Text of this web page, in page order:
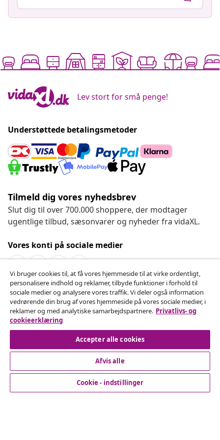
Lev stort for små penge!
Understøttede betalingsmetoder
Tilmeld dig vores nyhedsbrev
Slut dig til over 700.000 shoppere, der modtager
ugentlige tilbud, sæsonvarer og nyheder fra vidaXL.
Vores konti på sociale medier
Fortryd køb
Indsend en anmodning om at fortryde din ordre.
Fortryd køb
Kundeservice
Vi bruger cookies til, at få vores hjemmeside til at virke ordentligt,
personalisere indhold og reklamer, tilbyde funktioner i forhold til
sociale medier og analysere vores traffik. Vi deler også information
vedrørende din brug af vores hjemmeside på vores sociale medier, i
reklamer og med analytiske samarbejdspartnere. Privatlivs- og
cookieerklæring
Accepter alle cookies
Afvis alle
Cookie - indstillinger